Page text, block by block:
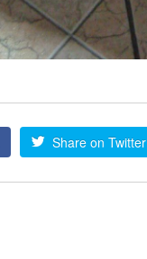
Share on Twitter